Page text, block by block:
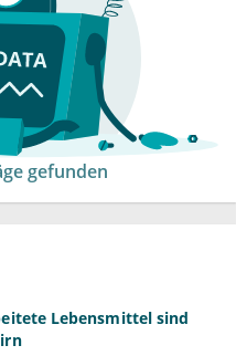
gefunden
Lebensmittel sind